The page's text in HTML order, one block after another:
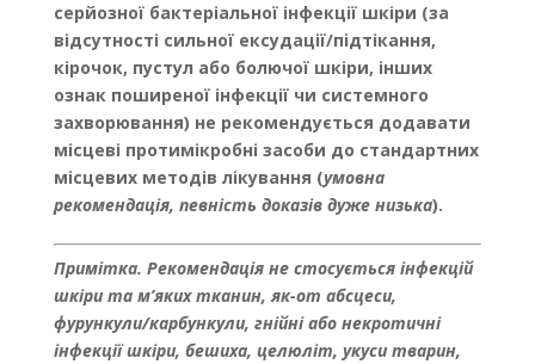
серйозної бактеріальної інфекції шкіри (за
відсутності сильної ексудації/підтікання,
кірочок, пустул або болючої шкіри, інших
ознак поширеної інфекції чи системного
захворювання) не рекомендується додавати
місцеві протимікробні засоби до стандартних
місцевих методів лікування (умовна
рекомендація, певність доказів дуже низька).
Примітка. Рекомендація не стосується інфекцій
шкіри та м’яких тканин, як-от абсцеси,
фурункули/карбункули, гнійні або некротичні
інфекції шкіри, бешиха, целюліт, укуси тварин,